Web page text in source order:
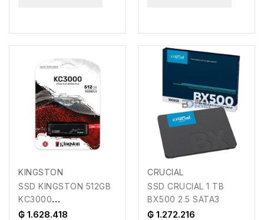
KINGSTON
SSD KINGSTON 512GB
KC3000
SKC3000S/512G M.2
₲ 1.628.418
CRUCIAL
SSD CRUCIAL 1 TB
BX500 2.5 SATA3
₲ 1.272.216